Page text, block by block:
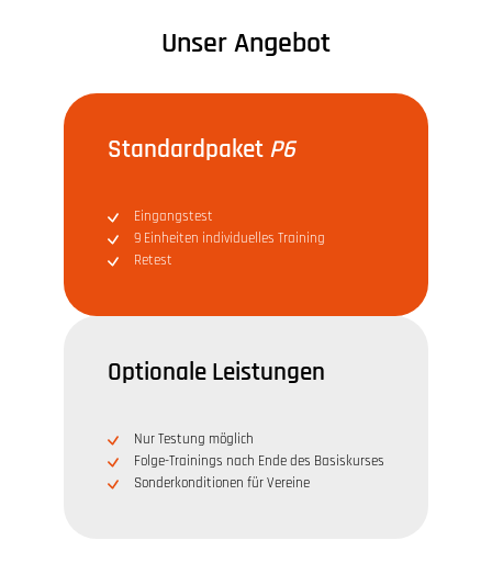
Unser Angebot
Standardpaket P6
Eingangstest
9 Einheiten individuelles Training
Retest
Optionale Leistungen
Nur Testung möglich
Folge-Trainings nach Ende des Basiskurses
Sonderkonditionen für Vereine